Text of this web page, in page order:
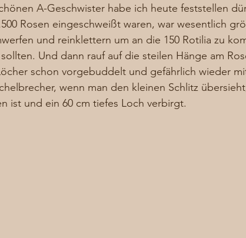
A-Geschwister habe ich heute feststellen
Rosen eingeschweißt waren, war wesentlich
und reinklettern um an die 150 Rotilia zu
Und dann rauf auf die steilen Hänge am
schon vorgebuddelt und gefährlich wieder
wenn man den kleinen Schlitz
ist und ein 60 cm tiefes Loch verbirgt.